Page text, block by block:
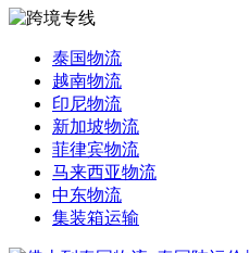
泰国物流
越南物流
印尼物流
新加坡物流
菲律宾物流
马来西亚物流
中东物流
集装箱运输